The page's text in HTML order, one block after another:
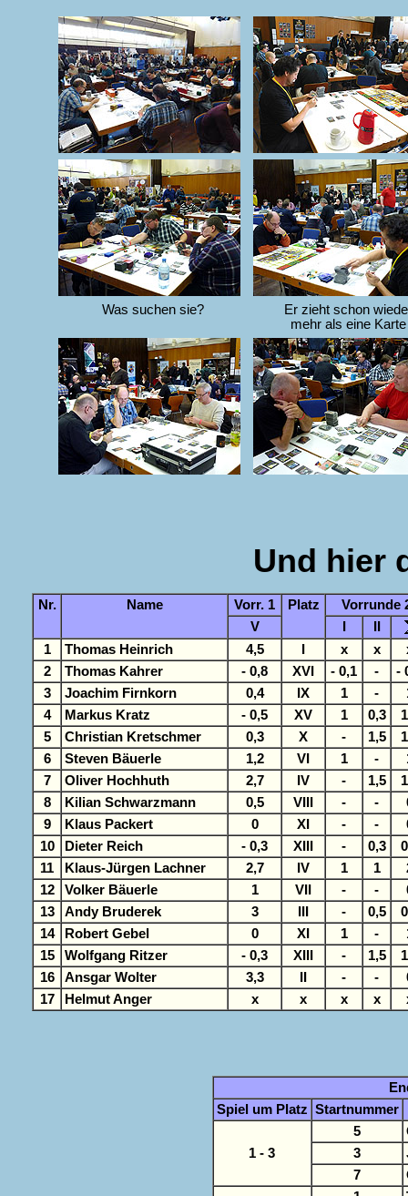
Was suchen sie?
Er zieht schon
mehr als eine Karte
Und hier
Nr. Name Vorr. 1 Platz
Vorrunde
V
1
Thomas Heinrich 4,5 x x
2
Thomas Kahrer - 0,8 XVI - 0,1 -
-
3
Joachim Firnkorn 0,4 IX 1 -
4
Markus Kratz - 0,5 XV 1 0,3
5
Christian Kretschmer 0,3 X - 1,5
6
Steven Bäuerle 1,2 VI 1 -
7
Oliver Hochhuth 2,7 IV - 1,5
8
Kilian Schwarzmann 0,5 VIII - -
9
Klaus Packert 0 XI - -
10
Dieter Reich - 0,3 XIII - 0,3
11
Klaus-Jürgen Lachner 2,7 IV 1 1
12
Volker Bäuerle 1 VII - -
13
Andy Bruderek 3 - 0,5
14
Robert Gebel 0 XI 1 -
15
Wolfgang Ritzer - 0,3 XIII - 1,5
16
Ansgar Wolter 3,3 - -
17
Helmut Anger x x x x
Spiel um Platz Startnummer
1 - 3
5
3
7